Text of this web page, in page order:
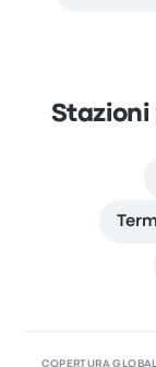
Stazioni
COPERTURA